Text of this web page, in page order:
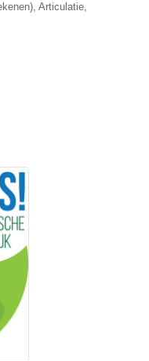
Articulatie,